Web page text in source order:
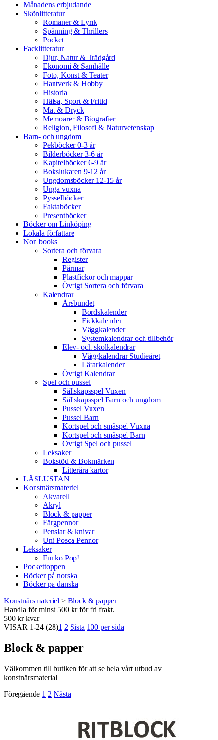
Månadens erbjudande
Skönlitteratur
Romaner & Lyrik
Spänning & Thrillers
Pocket
Facklitteratur
Djur, Natur & Trädgård
Ekonomi & Samhälle
Foto, Konst & Teater
Hantverk & Hobby
Historia
Hälsa, Sport & Fritid
Mat & Dryck
Memoarer & Biografier
Religion, Filosofi & Naturvetenskap
Barn- och ungdom
Pekböcker 0-3 år
Bilderböcker 3-6 år
Kapitelböcker 6-9 år
Bokslukaren 9-12 år
Ungdomsböcker 12-15 år
Unga vuxna
Pysselböcker
Faktaböcker
Presentböcker
Böcker om Linköping
Lokala författare
Non books
Sortera och förvara
Register
Pärmar
Plastfickor och mappar
Övrigt Sortera och förvara
Kalendrar
Årsbundet
Bordskalender
Fickkalender
Väggkalender
Systemkalendrar och tillbehör
Elev- och skolkalendrar
Väggkalendrar Studieåret
Lärarkalender
Övrigt Kalendrar
Spel och pussel
Sällskapsspel Vuxen
Sällskapsspel Barn och ungdom
Pussel Vuxen
Pussel Barn
Kortspel och småspel Vuxna
Kortspel och småspel Barn
Övrigt Spel och pussel
Leksaker
Bokstöd & Bokmärken
Litterära kartor
LÄSLUSTAN
Konstnärsmateriel
Akvarell
Akryl
Block & papper
Färgpennor
Penslar & knivar
Uni Posca Pennor
Leksaker
Funko Pop!
Pockettoppen
Böcker på norska
Böcker på danska
Konstnärsmateriel > Block & papper
Handla för minst 500 kr för fri frakt.
500 kr kvar
VISAR 1-24 (28)1 2 Sista 100 per sida
Block & papper
Välkommen till butiken för att se hela vårt utbud av
konstnärsmaterial
Föregående 1 2 Nästa